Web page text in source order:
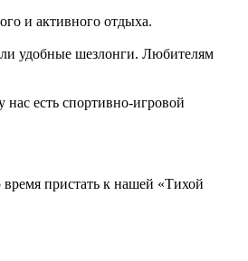
и активного отдыха.
удобные шезлонги. Любителям
нас есть спортивно-игровой
время пристать к нашей «Тихой